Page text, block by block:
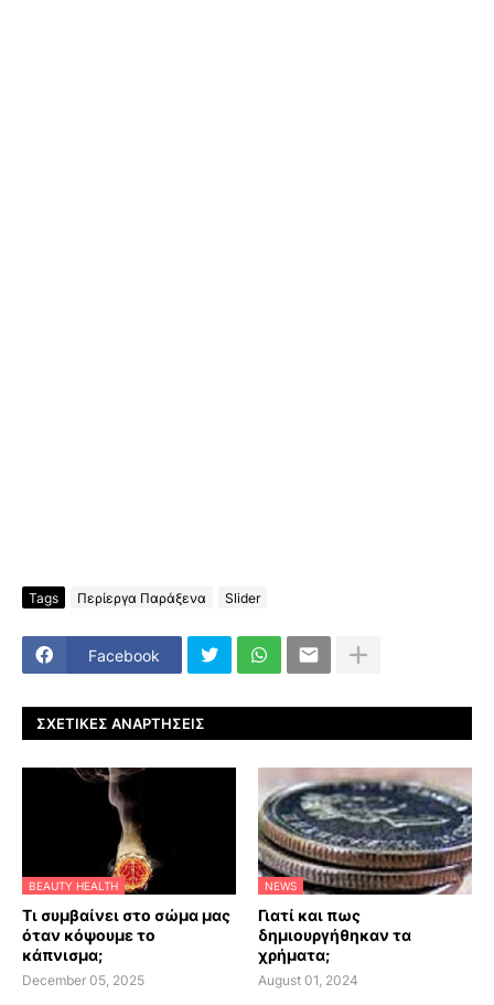
Tags Περίεργα Παράξενα Slider
Facebook
ΣΧΕΤΙΚΈΣ ΑΝΑΡΤΉΣΕΙΣ
BEAUTY HEALTH
Τι συμβαίνει στο σώμα μας
όταν κόψουμε το
κάπνισμα;
December 05, 2025
NEWS
Γιατί και πως
δημιουργήθηκαν τα
χρήματα;
August 01, 2024